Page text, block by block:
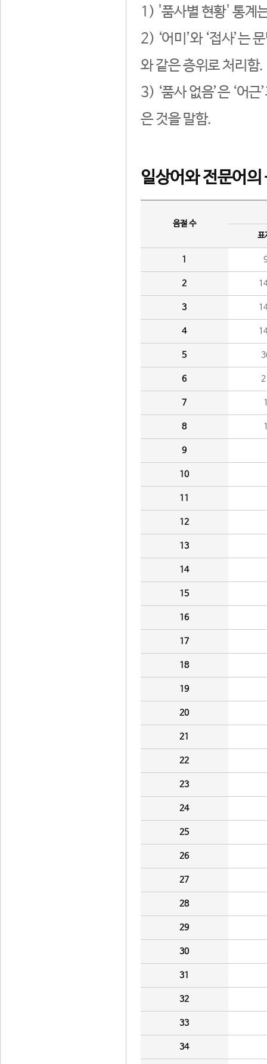
1) '품사별 현황' 통계
2) ‘어미’와 ‘접사’는
와 같은 층위로 처리함.
3) ‘품사 없음’은 ‘어
은 것을 말함.
일상어와 전문어의
음절 수
표
1
2
3
4
5
6
7
8
9
10
11
12
13
14
15
16
17
18
19
20
21
22
23
24
25
26
27
28
29
30
31
32
33
34